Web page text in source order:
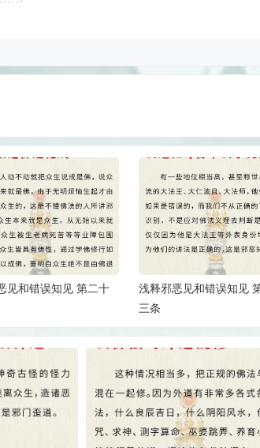
见和错误知见 第二十
浅释邪恶见和错误知见
三条